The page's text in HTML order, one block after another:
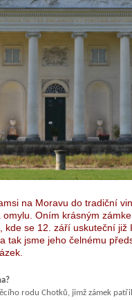
na Moravu do tradiční
Oním krásným
kde se 12. září uskuteční
tak jsme jeho čelnému
rodu Chotků, jimž zámek